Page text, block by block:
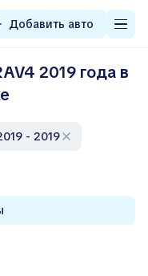
Добавить авто
2019 года в
- 2019